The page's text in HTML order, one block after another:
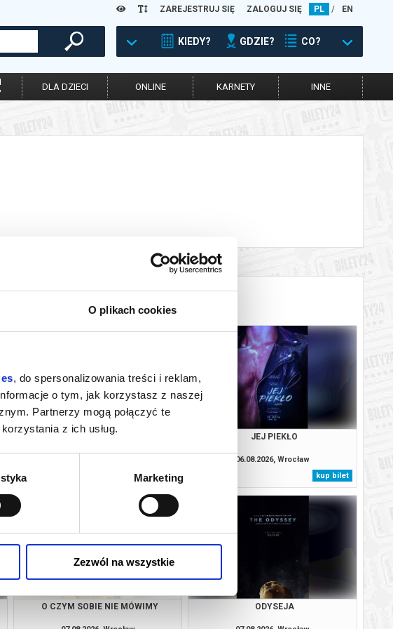
O plikach cookies
, do spersonalizowania treści i reklam,
o tym, jak korzystasz z naszej
Partnerzy mogą połączyć te
z ich usług.
Marketing
Zezwól na wszystkie
ZAREJESTRUJ SIĘ ZALOGUJ SIĘ PL / EN
KIEDY? GDZIE? CO?
DLA DZIECI ONLINE KARNETY INNE
ODYSEJA
kup bilet
JEJ PIEKŁO
06.08.2026, Wrocław
kup bilet
O CZYM SOBIE NIE MÓWIMY ODYSEJA